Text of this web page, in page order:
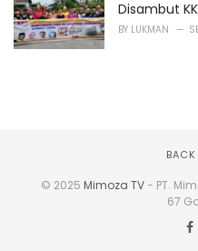
Disambut
BY LUKMAN
© 2025 Mimoza TV- PT.
67